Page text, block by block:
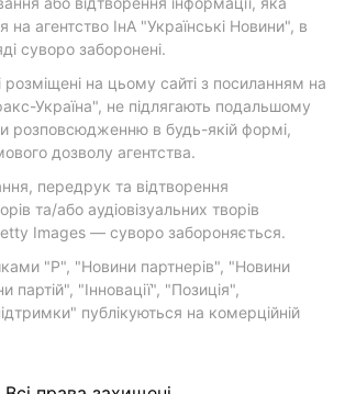
на агентство ІнА "Українські Новини", в
суворо заборонені.
розміщені на цьому сайті з посиланням на
Україна", не підлягають подальшому
розповсюдженню в будь-якій формі,
дозволу агентства.
передрук та відтворення
та/або аудіовізуальних творів
Images — суворо забороняється.
"Р", "Новини партнерів", "Новини
партій", "Інновації", "Позиція",
публікуються на комерційній